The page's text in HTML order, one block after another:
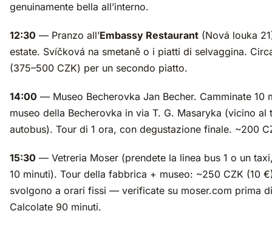
genuinamente bella all’interno.
12:30 — Pranzo all’Embassy Restaurant (Nová louka
estate. Svíčková na smetaně o i piatti di selvaggina.
(375–500 CZK) per un secondo piatto.
14:00 — Museo Becherovka Jan Becher. Camminate 10
museo della Becherovka in via T. G. Masaryka (vicino al
autobus). Tour di 1 ora, con degustazione finale. ~200
15:30 — Vetreria Moser (prendete la linea bus 1 o un
10 minuti). Tour della fabbrica + museo: ~250 CZK (10
svolgono a orari fissi — verificate su moser.com prima
Calcolate 90 minuti.